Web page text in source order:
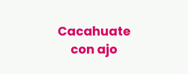
Cacahuate
con ajo